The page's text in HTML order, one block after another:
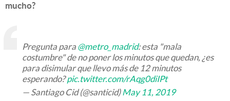
mucho?
Pregunta para @metro_madrid: esta "mala
costumbre" de no poner los minutos que quedan, ¿es
para disimular que llevo más de 12 minutos
esperando?pic.twitter.com/rAqg0diIPt
— Santiago Cid (@santicid)May 11, 2019